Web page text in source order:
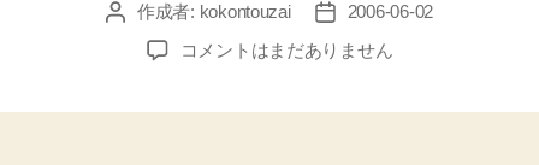
投 作成者: kokontouzai
投
稿
日
2006-06-02
橋
コメントはまだありません